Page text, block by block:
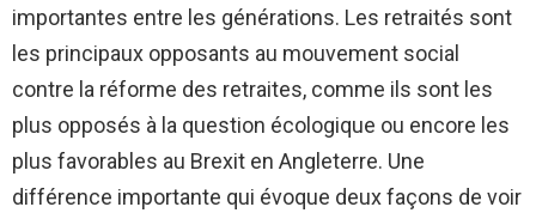
importantes entre les générations. Les retraités sont
les principaux opposants au mouvement social
contre la réforme des retraites, comme ils sont les
plus opposés à la question écologique ou encore les
plus favorables au Brexit en Angleterre. Une
différence importante qui évoque deux façons de voir